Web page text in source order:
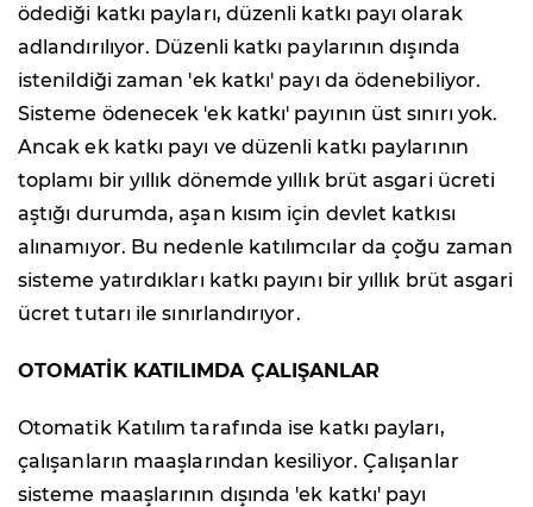
ödediği katkı payları, düzenli katkı payı olarak
adlandırılıyor. Düzenli katkı paylarının dışında
istenildiği zaman 'ek katkı' payı da ödenebiliyor.
Sisteme ödenecek 'ek katkı' payının üst sınırı yok.
Ancak ek katkı payı ve düzenli katkı paylarının
toplamı bir yıllık dönemde yıllık brüt asgari ücreti
aştığı durumda, aşan kısım için devlet katkısı
alınamıyor. Bu nedenle katılımcılar da çoğu zaman
sisteme yatırdıkları katkı payını bir yıllık brüt asgari
ücret tutarı ile sınırlandırıyor.
OTOMATİK KATILIMDA ÇALIŞANLAR
Otomatik Katılım tarafında ise katkı payları,
çalışanların maaşlarından kesiliyor. Çalışanlar
sisteme maaşlarının dışında 'ek katkı' payı